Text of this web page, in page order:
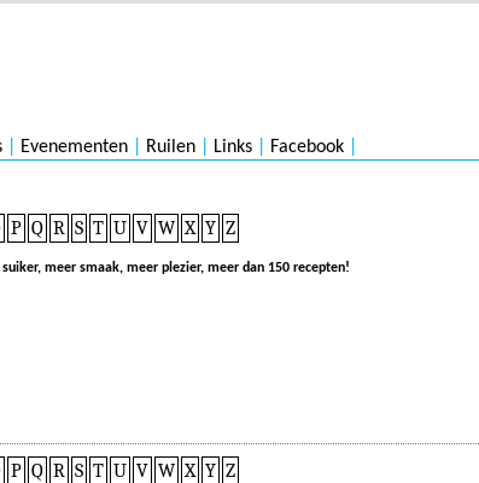
Evenementen Ruilen Links Facebook
P Q R S T U V W X Y Z
meer smaak, meer plezier, meer dan 150 recepten!
P Q R S T U V W X Y Z